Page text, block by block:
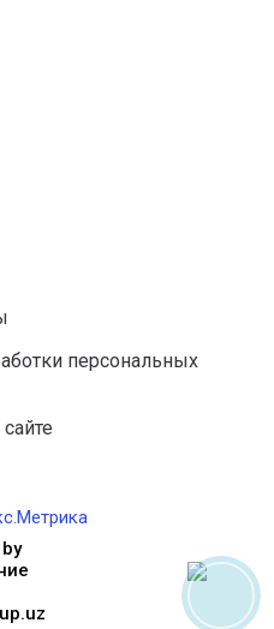
персональных